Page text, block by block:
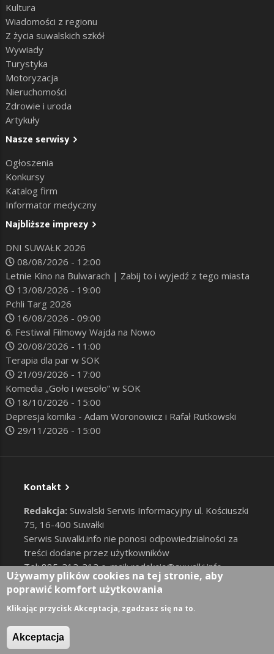
Kultura
Wiadomości z regionu
Z życia suwalskich szkół
Wywiady
Turystyka
Motoryzacja
Nieruchomości
Zdrowie i uroda
Artykuły
Nasze serwisy
Ogłoszenia
Konkursy
Katalog firm
Informator medyczny
Najbliższe imprezy
DNI SUWAŁK 2026
08/08/2026 - 12:00
Letnie Kino na Bulwarach | Zabij to i wyjedź z tego miasta
13/08/2026 - 19:00
Pchli Targ 2026
16/08/2026 - 09:00
6. Festiwal Filmowy Wajda na Nowo
20/08/2026 - 11:00
Terapia dla par w SOK
21/09/2026 - 17:00
Komedia „Goło i wesoło” w SOK
18/10/2026 - 15:00
Depresja komika - Adam Woronowicz i Rafał Rutkowski
29/11/2026 - 15:00
Kontakt
Redakcja: Suwalski Serwis Informacyjny ul. Kościuszki
75, 16-400 Suwałki
Serwis Suwalki.info nie ponosi odpowiedzialności za
treści dodane przez użytkowników
Tel: 885-212-212 e-mail:redakcja@suwalki.info,
reklama@suwalki.info
RODO |Cookies
User account menu
Zaloguj
Używamy plików cookies na tej stronie, aby
poprawić komfort użytkowania
Klikając przycisk Akceptacja, zgadzasz się na to.
Akceptacja